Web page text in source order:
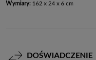
Wymiary: 162 x 24 x 6 cm
DOŚWIADCZENIE